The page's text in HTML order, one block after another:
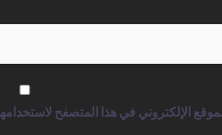
الإلكتروني في هذا المتصفح